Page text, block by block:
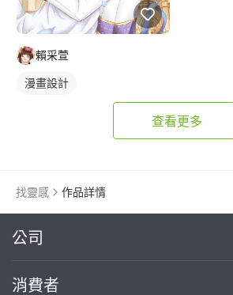
賴采萱
漫畫設計
查看更多
找靈感 作品詳情
公司
關於我們
消費者
繼續完成